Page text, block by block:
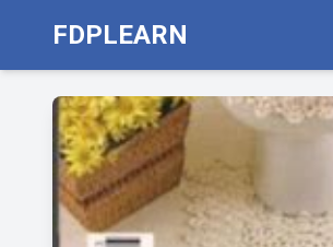
FDPLEARN